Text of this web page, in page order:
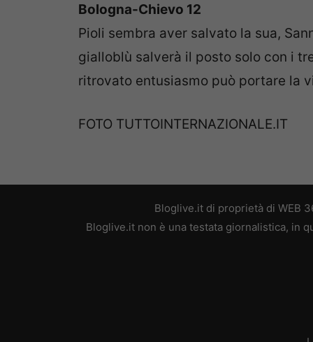
Bologna-Chievo 12
Pioli sembra aver salvato la sua,
gialloblù salverà il posto solo con i
ritrovato entusiasmo può portare la
FOTO TUTTOINTERNAZIONALE.IT
Bloglive.it di proprietà di WEB
Bloglive.it non è una testata giornalistica, in